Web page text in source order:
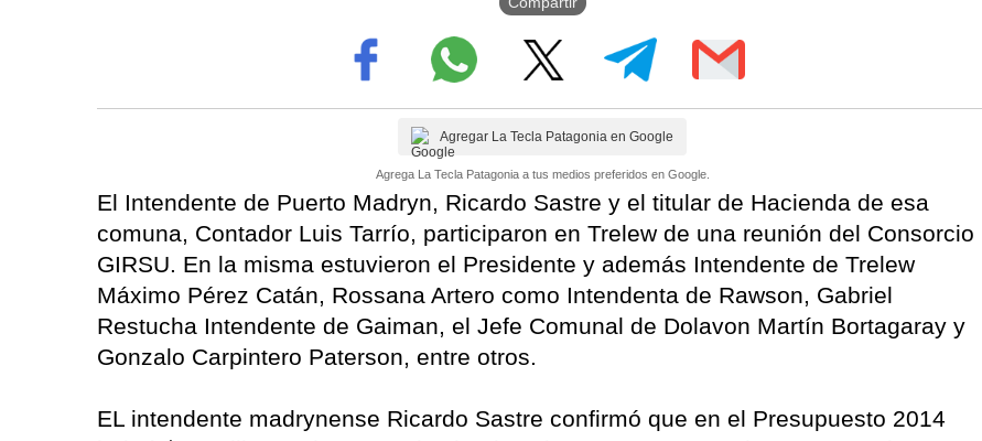
Agregar La Tecla Patagonia en Google
Agrega La Tecla Patagonia a tus medios preferidos en Google.
El Intendente de Puerto Madryn, Ricardo Sastre y el titular de Hacienda de esa
comuna, Contador Luis Tarrío, participaron en Trelew de una reunión del Consorcio
GIRSU. En la misma estuvieron el Presidente y además Intendente de Trelew
Máximo Pérez Catán, Rossana Artero como Intendenta de Rawson, Gabriel
Restucha Intendente de Gaiman, el Jefe Comunal de Dolavon Martín Bortagaray y
Gonzalo Carpintero Paterson, entre otros.
EL intendente madrynense Ricardo Sastre confirmó que en el Presupuesto 2014